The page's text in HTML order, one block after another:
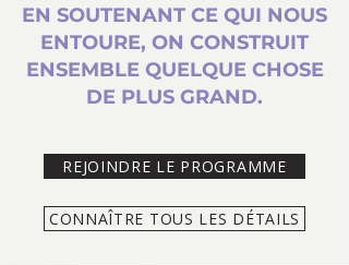
EN SOUTENANT CE QUI NOUS
ENTOURE, ON CONSTRUIT
ENSEMBLE QUELQUE CHOSE
DE PLUS GRAND.
REJOINDRE LE PROGRAMME
CONNAÎTRE TOUS LES DÉTAILS